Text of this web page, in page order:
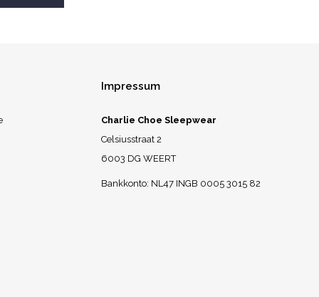
Impressum
Charlie Choe Sleepwear
Celsiusstraat 2
6003 DG WEERT
Bankkonto: NL47 INGB 0005 3015 82